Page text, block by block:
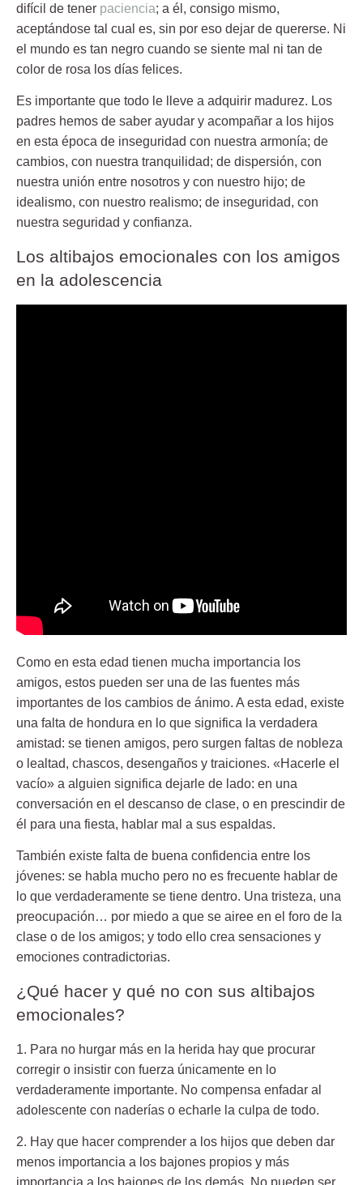
difícil de tener paciencia; a él, consigo mismo,
aceptándose tal cual es, sin por eso dejar de quererse. Ni
el mundo es tan negro cuando se siente mal ni tan de
color de rosa los días felices.
Es importante que todo le lleve a adquirir madurez. Los
padres hemos de saber ayudar y acompañar a los hijos
en esta época de inseguridad con nuestra armonía; de
cambios, con nuestra tranquilidad; de dispersión, con
nuestra unión entre nosotros y con nuestro hijo; de
idealismo, con nuestro realismo; de inseguridad, con
nuestra seguridad y confianza.
Los altibajos emocionales con los amigos
en la adolescencia
Como en esta edad tienen mucha importancia los
amigos, estos pueden ser una de las fuentes más
importantes de los cambios de ánimo. A esta edad, existe
una falta de hondura en lo que significa la verdadera
amistad: se tienen amigos, pero surgen faltas de nobleza
o lealtad, chascos, desengaños y traiciones. «Hacerle el
vacío» a alguien significa dejarle de lado: en una
conversación en el descanso de clase, o en prescindir de
él para una fiesta, hablar mal a sus espaldas.
También existe falta de buena confidencia entre los
jóvenes: se habla mucho pero no es frecuente hablar de
lo que verdaderamente se tiene dentro. Una tristeza, una
preocupación… por miedo a que se airee en el foro de la
clase o de los amigos; y todo ello crea sensaciones y
emociones contradictorias.
¿Qué hacer y qué no con sus altibajos
emocionales?
1. Para no hurgar más en la herida hay que procurar
corregir o insistir con fuerza únicamente en lo
verdaderamente importante. No compensa enfadar al
adolescente con naderías o echarle la culpa de todo.
2. Hay que hacer comprender a los hijos que deben dar
menos importancia a los bajones propios y más